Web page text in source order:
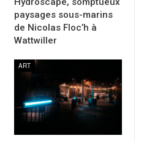
paysages sous-marins
de Nicolas Floc’h à
Wattwiller
ART